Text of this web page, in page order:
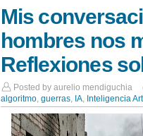
Mis
hombres nos
Reflexiones
Posted by aurelio mendiguchia
algoritmo, guerras, IA, Inteligencia